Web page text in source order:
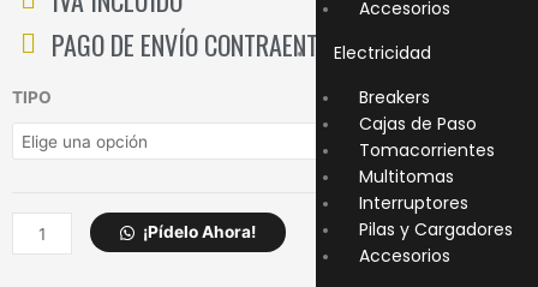
Accesorios
Electricidad
Breakers
Cajas de Paso
Tomacorrientes
Multitomas
Interruptores
Pilas y Cargadores
Accesorios
PAGO DE ENVÍO CONTRAENTREGA
TIPO
FLEXOMETRO
STANLEY
cantidad
¡Pídelo Ahora!